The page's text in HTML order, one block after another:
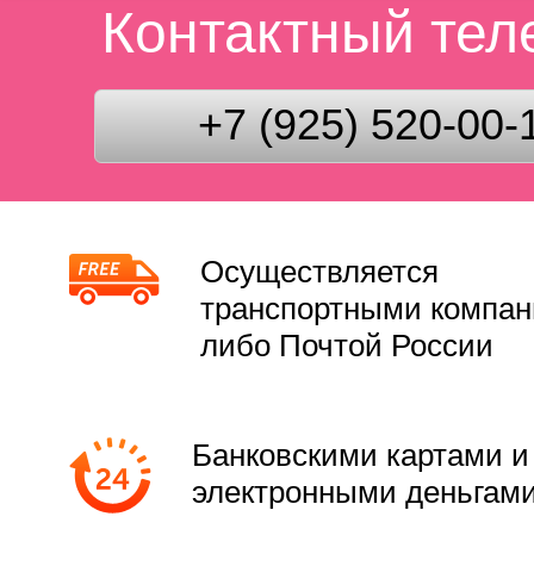
Контактный
+7 (925) 520-00-
Осуществляется
транспортными
либо Почтой России
Банковскими картами и
электронными